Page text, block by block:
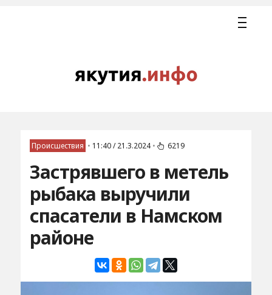
Происшествия • 11:40 / 21.3.2024 • 6219
Застрявшего в метель
рыбака выручили
спасатели в Намском
районе